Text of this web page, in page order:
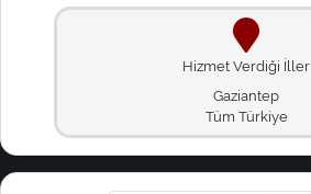
Hizmet Verdiği İller
Gaziantep
Tüm Türkiye